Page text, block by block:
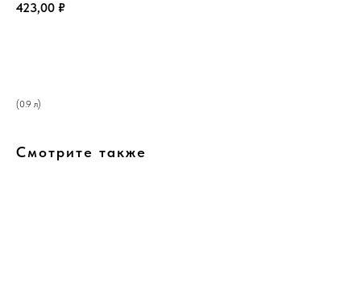
423,00 ₽
(0.9 л)
Смотрите также